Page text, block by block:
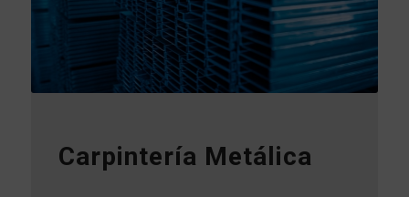
Carpintería Metálica